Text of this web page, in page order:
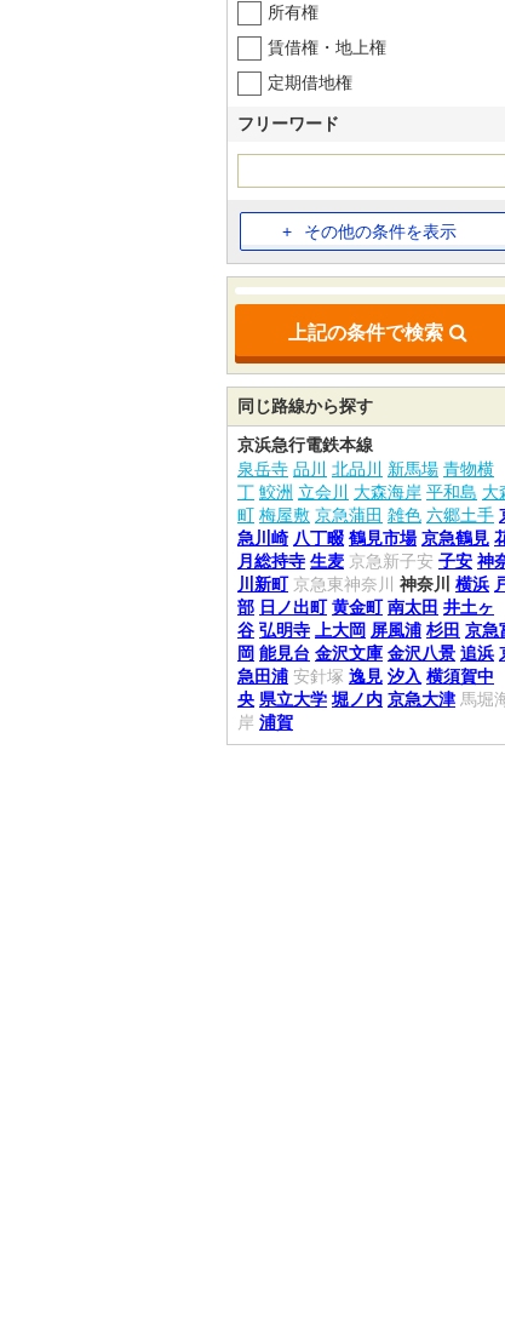
所有権
賃借権・地上権
定期借地権
フリーワード
その他の条件を表示
上記の条件で検索
同じ路線から探す
京浜急行電鉄本線
泉岳寺 品川 北品川 新馬場 青物横
丁 鮫洲 立会川 大森海岸 平和島 大
町 梅屋敷 京急蒲田 雑色 六郷土手
急川崎 八丁畷 鶴見市場 京急鶴見
月総持寺 生麦 京急新子安 子安 神
川新町 京急東神奈川 神奈川 横浜
部 日ノ出町 黄金町 南太田 井土ヶ
谷 弘明寺 上大岡 屏風浦 杉田 京急
岡 能見台 金沢文庫 金沢八景 追浜
急田浦 安針塚 逸見 汐入 横須賀中
央 県立大学 堀ノ内 京急大津 馬堀
岸 浦賀